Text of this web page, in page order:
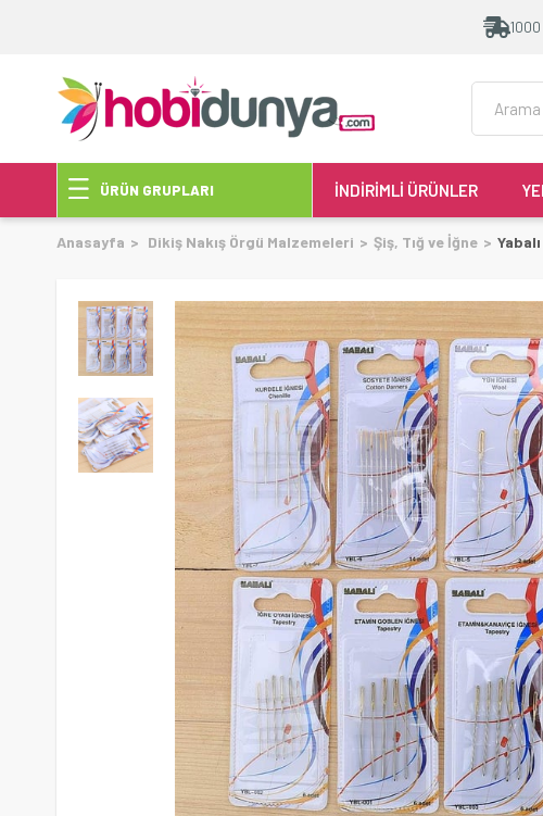
1000
ÜRÜN GRUPLARI İNDİRİMLİ ÜRÜNLER
Anasayfa Dikiş Nakış Örgü Malzemeleri Şiş, Tığ ve İğne